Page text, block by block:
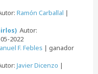
Ramón Carballal |
Autor:
2022
F. Febles | ganador
Javier Dicenzo |